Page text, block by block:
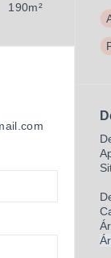
190m²